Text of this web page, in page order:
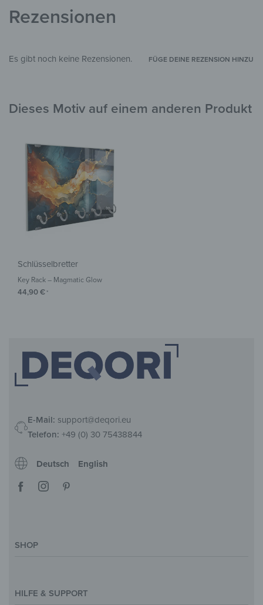
Rezensionen
Es gibt noch keine Rezensionen. FÜGE DEINE REZENSION HINZU
Dieses Motiv auf einem anderen Produkt
Schlüsselbretter
Key Rack – Magmatic Glow
44,90€ *
E-Mail: support@deqori.eu
Telefon: +49 (0) 30 75438844
Deutsch English
SHOP
Motive & Themenwelt
HILFE & SUPPORT